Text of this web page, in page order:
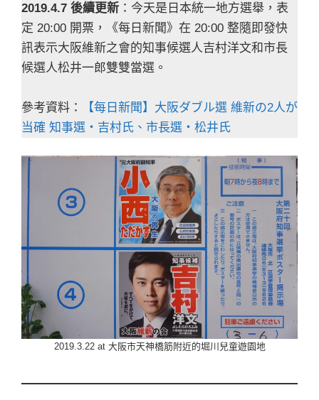
2019.4.7 後續更新 ：今天是日本統一地方選舉，表
定 20:00 開票，《每日新聞》在 20:00 整隨即發快
訊表示大阪維新之會的知事候選人吉村洋文和市長
候選人松井一郎雙雙當選。
參考資料：
【每日新聞】大阪ダブル選 維新の2人が
当確 知事選・吉村氏、市長選・松井氏
2019.3.22 at 大阪市天神橋筋附近的堀川兒童遊園地